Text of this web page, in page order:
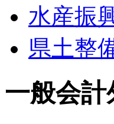
水産振
県土整
一般会計